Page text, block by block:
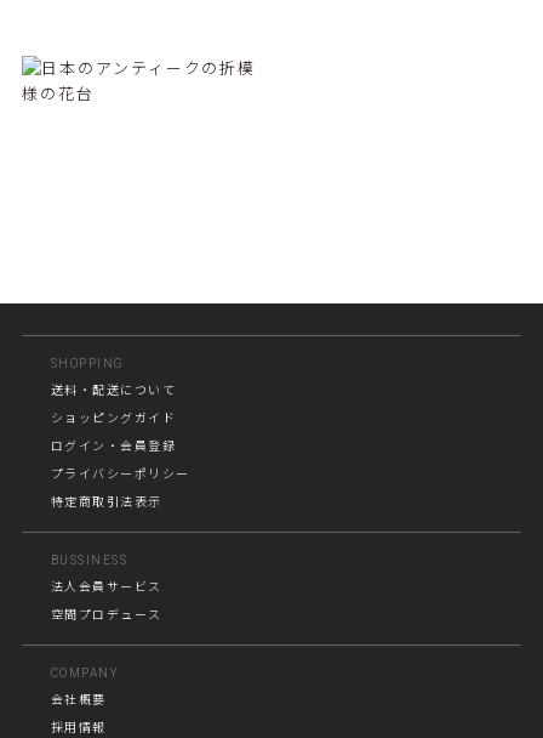
SHOPPING
送料・配送について
ショッピングガイド
ログイン・会員登録
プライバシーポリシー
特定商取引法表示
BUSSINESS
法人会員サービス
空間プロデュース
COMPANY
会社概要
採用情報